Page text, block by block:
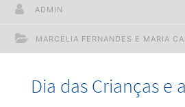
MARCELIA FERNANDES E MARIA
ADMIN
Dia das Crianças e